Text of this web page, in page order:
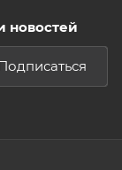
новостей